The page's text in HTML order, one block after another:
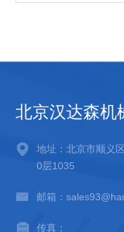
北京汉达森机
地址：北京市顺义
0层1035
邮箱：
传真：